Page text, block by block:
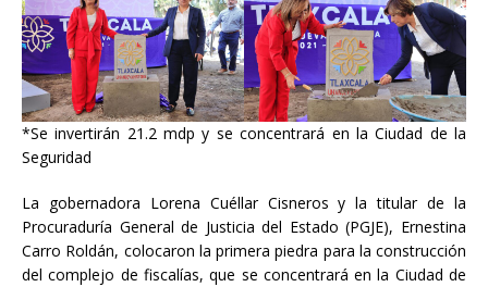
*Se invertirán 21.2 mdp y se concentrará en la Ciudad de la
Seguridad
La gobernadora Lorena Cuéllar Cisneros y la titular de la
Procuraduría General de Justicia del Estado (PGJE), Ernestina
Carro Roldán, colocaron la primera piedra para la construcción
del complejo de fiscalías, que se concentrará en la Ciudad de